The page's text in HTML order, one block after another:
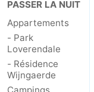
Schouwen
Nature
Oranjezon
-
Oostkapelle
-
Nature
-
PASSER LA NUIT
Appartements
- Park
Loverendale
- Résidence
Wijngaerde